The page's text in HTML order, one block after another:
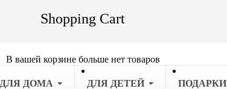
Shopping Cart
В вашей корзине больше нет товаров
ДЛЯ ДОМА ДЛЯ ДЕТЕЙ ПОДАРКИ